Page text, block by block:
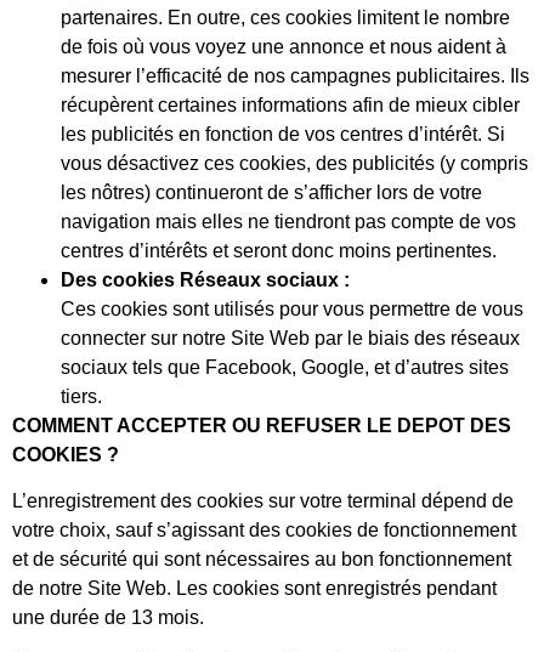
partenaires. En outre, ces cookies limitent le nombre
de fois où vous voyez une annonce et nous aident à
mesurer l’efficacité de nos campagnes publicitaires. Ils
récupèrent certaines informations afin de mieux cibler
les publicités en fonction de vos centres d’intérêt. Si
vous désactivez ces cookies, des publicités (y compris
les nôtres) continueront de s’afficher lors de votre
navigation mais elles ne tiendront pas compte de vos
centres d’intérêts et seront donc moins pertinentes.
Des cookies Réseaux sociaux :
Ces cookies sont utilisés pour vous permettre de vous
connecter sur notre Site Web par le biais des réseaux
sociaux tels que Facebook, Google, et d’autres sites
tiers.
COMMENT ACCEPTER OU REFUSER LE DEPOT DES
COOKIES ?
L’enregistrement des cookies sur votre terminal dépend de
votre choix, sauf s’agissant des cookies de fonctionnement
et de sécurité qui sont nécessaires au bon fonctionnement
de notre Site Web. Les cookies sont enregistrés pendant
une durée de 13 mois.